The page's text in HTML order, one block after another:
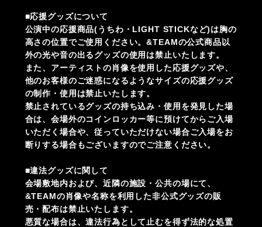
■応援グッズについて
公演中の応援商品(うちわ・LIGHT STICKなど)は胸の
高さの位置でご使用ください。&TEAMの公式商品以
外の光や音の出るグッズの使用は禁止いたします。
また、アーティストの肖像を使用した応援グッズや、
他のお客様のご迷惑になるようなサイズの応援グッズ
の制作・使用は禁止いたします。
禁止されているグッズの持ち込み・使用を発見した場
合は、会場外のコインロッカー等に預けてからご入場
いただく場合や、従っていただけない場合ご入場をお
断りする場合もございますのでご注意ください。
■違法グッズに関して
会場敷地内および、近隣の施設・公共の場にて、
&TEAMの肖像や名称を利用した非公式グッズの販
売・配布は禁止いたします。
悪質な場合は、違法行為として止むを得ず法的な処置